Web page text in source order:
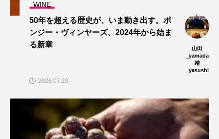
WINE
50年を超える歴史が、いま動き出す。ポ
ンジー・ヴィンヤーズ、2024年から始ま
る新章
山田
_yamada
靖
_yasushi
2026.07.23